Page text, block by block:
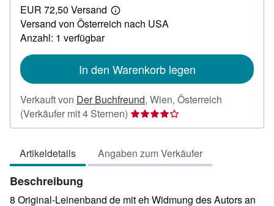
36,00
EUR 72,50 Versand
Weitere
Informationen
Versand von Österreich nach USA
Anzahl: 1 verfügbar
In den Warenkorb legen
Verkauft von Der Buchfreund, Wien, Österreich
(Verkäufer mit 4 Sternen) Verkäuferbewertung
4
5
Sternen
Artikeldetails Angaben zum Verkäufer
Beschreibung
8 Original-Leinenband de mit eh Widmung des Autors an